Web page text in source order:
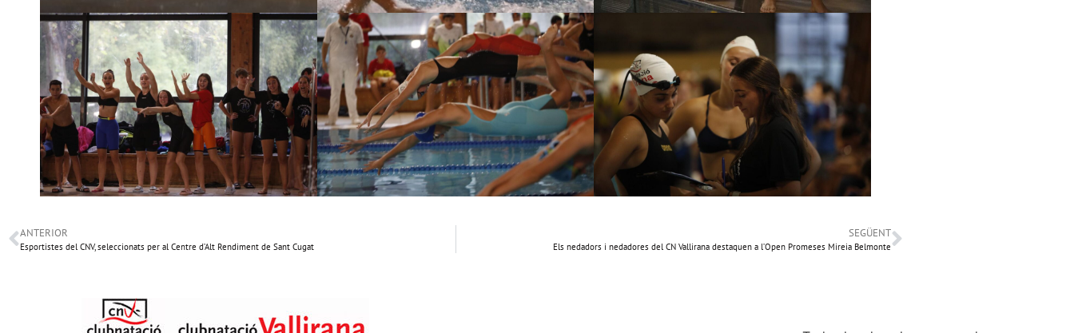
ANTERIOR
Esportistes del CNV, seleccionats per al Centre d’Alt Rendiment de Sant Cugat
SEGÜENT
Els nedadors i nedadores del CN Vallirana destaquen a l’Open Promeses Mireia Belmonte